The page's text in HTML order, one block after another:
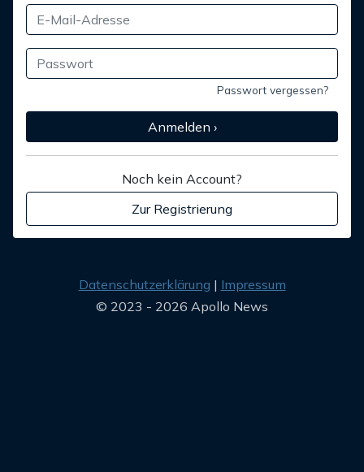
Passwort vergessen?
Anmelden ›
Noch kein Account?
Zur Registrierung
Datenschutzerklärung
Impressum
© 2023 - 2026 Apollo News